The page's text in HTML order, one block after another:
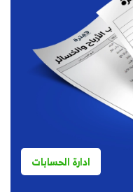
ادارة الحسابات